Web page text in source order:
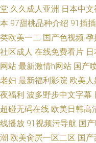
堂 久久成人亚洲 日本中
本 97甜桃品种介绍 91插
类欧美一二 国产色视频 孕
社区成人 在线免费看片
网站 最新激情h网站 国产
老妇 最新福利影院 欧美
夜福利 波多野步中文字幕
超碰无码在线 欧美日韩高
线播放 91视频污导航 国
潮 欧美肏屄一区二区 国